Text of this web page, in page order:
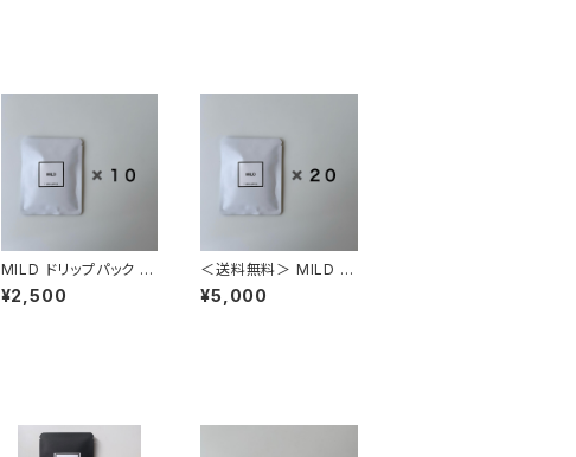
MILD ドリップパック 10
個
¥2,500
＜送料無料＞ MILD ド
リップパック 20個
¥5,000